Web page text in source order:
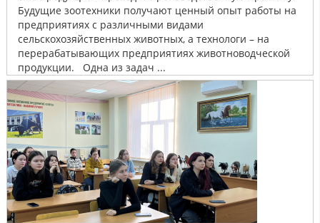
Будущие зоотехники получают ценный опыт работы на
предприятиях с различными видами
сельскохозяйственных животных, а технологи – на
перерабатывающих предприятиях животноводческой
продукции. Одна из задач ...